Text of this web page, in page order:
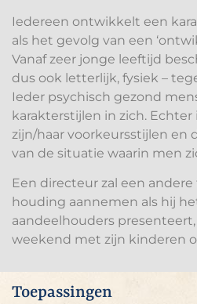
Iedereen ontwikkelt een
als het gevolg van een
Vanaf zeer jonge leeftijd
dus ook letterlijk, fysiek –
Ieder psychisch gezond
karakterstijlen in zich.
zijn/haar voorkeursstijlen en
van de situatie waarin men
Een directeur zal een
houding aannemen als hij
aandeelhouders
weekend met zijn kinderen
Toepassingen